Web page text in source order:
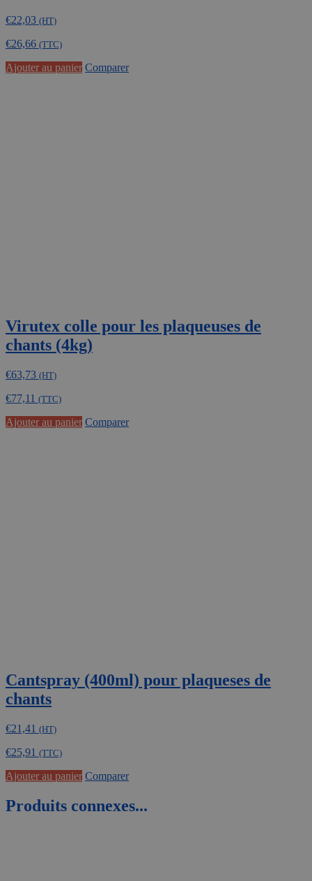
€22,03 (HT)
€26,66 (TTC)
Ajouter au panier Comparer
Virutex colle pour les plaqueuses de
chants (4kg)
€63,73 (HT)
€77,11 (TTC)
Ajouter au panier Comparer
Cantspray (400ml) pour plaqueses de
chants
€21,41 (HT)
€25,91 (TTC)
Ajouter au panier Comparer
Produits connexes...